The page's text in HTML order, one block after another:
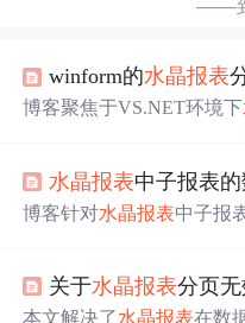
——
winform的水晶报表
博客聚焦于VS.NET环境下
水晶报表中子报表
博客针对水晶报表中子报
问每个子报表并设置数据
关于水晶报表分页无
本文解决了水晶报表在数